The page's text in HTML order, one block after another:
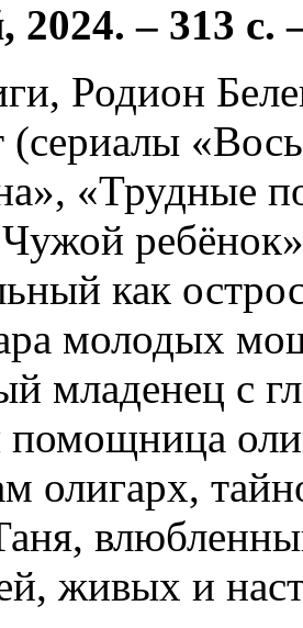
– 313 с.
Родион
(сериалы
«Трудные
как
молодых
младенец с
помощница
олигарх,
живых и